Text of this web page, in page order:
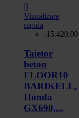

Vizualizare
rapida
-
Taietor
beton
FLOOR10
BARIKELL,
Honda
GX690,...